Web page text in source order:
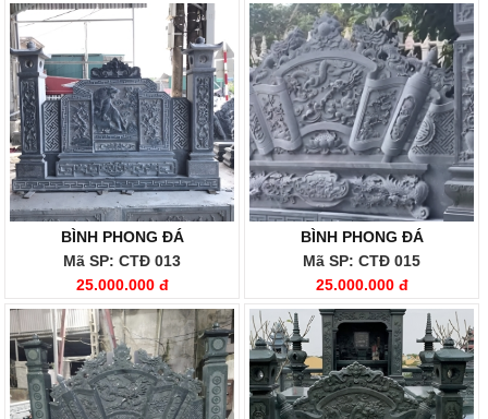
BÌNH PHONG ĐÁ
Mã SP: CTĐ 013
25.000.000 đ
BÌNH PHONG ĐÁ
Mã SP: CTĐ 015
25.000.000 đ